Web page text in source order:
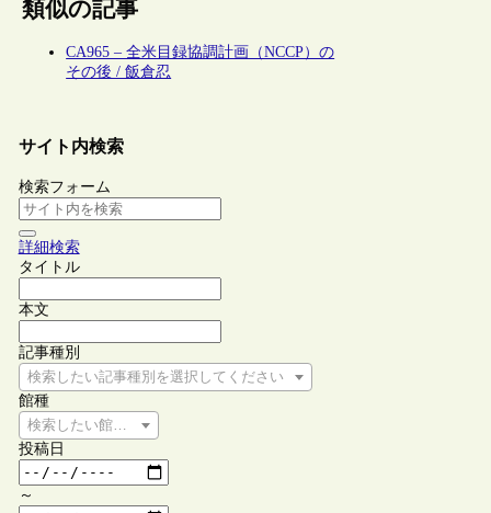
類似の記事
CA965 – 全米目録協調計画（NCCP）の
その後 / 飯倉忍
サイト内検索
検索フォーム
詳細検索
タイトル
本文
記事種別
検索したい記事種別を選択してください
館種
検索したい館種を選択してください
投稿日
～